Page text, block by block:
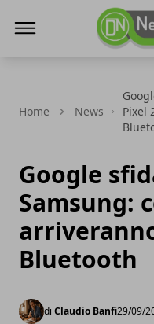
Home News
Pixel
Google
Samsung:
Bluetooth
di Claudio Banfi29/09/